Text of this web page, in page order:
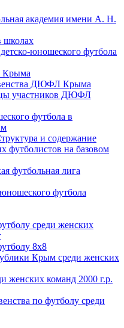
академия имени А. Н.
школах
юношеского футбола
ДЮФЛ Крыма
участников ДЮФЛ
футбола в
и содержание
футболистов на базовом
футбольная лига
футбола
среди женских
8х8
Крым среди женских
женских команд 2000 г.р.
по футболу среди